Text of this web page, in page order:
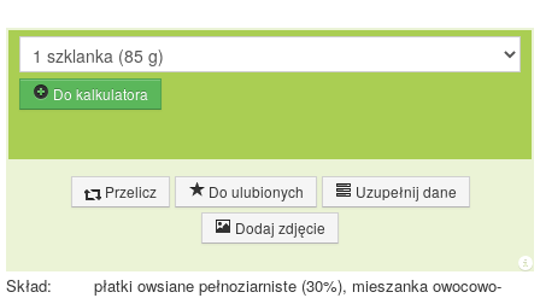
Do kalkulatora
Przelicz Do ulubionych
Uzupełnij dane
Dodaj zdjęcie
Skład:
płatki owsiane pełnoziarniste (30%), mieszanka owocowo-